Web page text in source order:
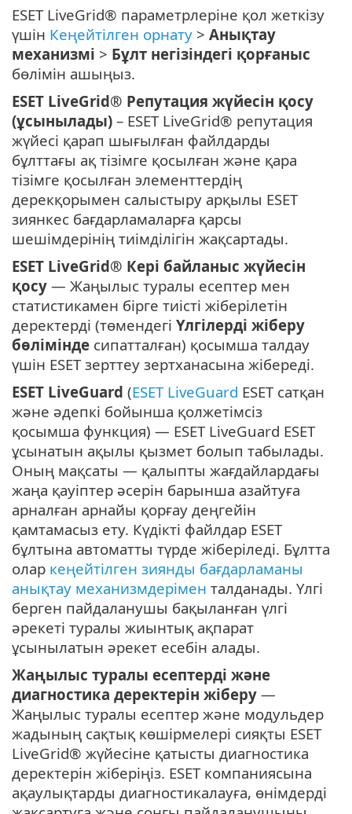
ESET LiveGrid® параметрлеріне қол жеткізу
үшін Кеңейтілген орнату > Анықтау
механизмі > Бұлт негізіндегі қорғаныс
бөлімін ашыңыз.
ESET LiveGrid® Репутация жүйесін қосу
(ұсынылады) – ESET LiveGrid® репутация
жүйесі қарап шығылған файлдарды
бұлттағы ақ тізімге қосылған және қара
тізімге қосылған элементтердің
дерекқорымен салыстыру арқылы ESET
зиянкес бағдарламаларға қарсы
шешімдерінің тиімділігін жақсартады.
ESET LiveGrid® Кері байланыс жүйесін
қосу — Жаңылыс туралы есептер мен
статистикамен бірге тиісті жіберілетін
деректерді (төмендегі Үлгілерді жіберу
бөлімінде сипатталған) қосымша талдау
үшін ESET зерттеу зертханасына жібереді.
ESET LiveGuard (ESET LiveGuard ESET сатқан
және әдепкі бойынша қолжетімсіз
қосымша функция) — ESET LiveGuard ESET
ұсынатын ақылы қызмет болып табылады.
Оның мақсаты — қалыпты жағдайлардағы
жаңа қауіптер әсерін барынша азайтуға
арналған арнайы қорғау деңгейін
қамтамасыз ету. Күдікті файлдар ESET
бұлтына автоматты түрде жіберіледі. Бұлтта
олар кеңейтілген зиянды бағдарламаны
анықтау механизмдерімен талданады. Үлгі
берген пайдаланушы бақыланған үлгі
әрекеті туралы жиынтық ақпарат
ұсынылатын әрекет есебін алады.
Жаңылыс туралы есептерді және
диагностика деректерін жіберу —
Жаңылыс туралы есептер және модульдер
жадының сақтық көшірмелері сияқты ESET
LiveGrid® жүйесіне қатысты диагностика
деректерін жіберіңіз. ESET компаниясына
ақаулықтарды диагностикалауға, өнімдерді